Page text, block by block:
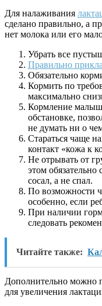
Для налаживания
сделано правильно, а
нет молока или его
Убрать все
Правильно
Обязательно
Кормить по
максимально
Кормление
обстановке,
не думать ни о
Стараться чаще
контакт «кожа к
Не отрывать от
этом обязательно
сосал, а не спал.
По возможности
особенно, если
При наличии
следовать
Читайте также:
Дополнительно можно
для увеличения